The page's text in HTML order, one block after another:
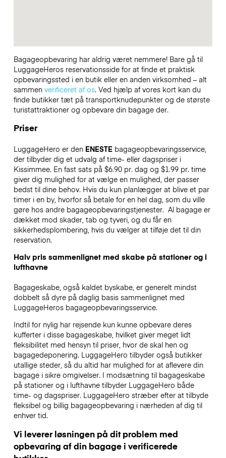
Bagageopbevaring har aldrig været nemmere! Bare gå til
LuggageHeros reservationsside for at finde et praktisk
opbevaringssted i en butik eller en anden virksomhed – alt
sammen verificeret af os. Ved hjælp af vores kort kan du
finde butikker tæt på transportknudepunkter og de største
turistattraktioner og opbevare din bagage der.
Priser
LuggageHero er den ENESTEbagageopbevaringsservice,
der tilbyder dig et udvalg af time- eller dagspriser i
Kissimmee. En fast sats på $6.90 pr. dag og $1.99 pr. time
giver dig mulighed for at vælge en mulighed, der passer
bedst til dine behov. Hvis du kun planlægger at blive et par
timer i en by, hvorfor så betale for en hel dag, som du ville
gøre hos andre bagageopbevaringstjenester. Al bagage er
dækket mod skader, tab og tyveri, og du får en
sikkerhedsplombering, hvis du vælger at tilføje det til din
reservation.
Halv pris sammenlignet med skabe på stationer og i
lufthavne
Bagageskabe, også kaldet byskabe, er generelt mindst
dobbelt så dyre på daglig basis sammenlignet med
LuggageHeros bagageopbevaringsservice.
Indtil for nylig har rejsende kun kunne opbevare deres
kufferter i disse bagageskabe, hvilket giver meget lidt
fleksibilitet med hensyn til priser, hvor de skal hen og
bagagedeponering. LuggageHero tilbyder også butikker
utallige steder, så du altid har mulighed for at aflevere din
bagage i sikre omgivelser. I modsætning til bagageskabe
på stationer og i lufthavne tilbyder LuggageHero både
time- og dagspriser. LuggageHero stræber efter at tilbyde
fleksibel og billig bagageopbevaring i nærheden af dig til
enhver tid.
Vi leverer løsningen på dit problem med
opbevaring af din bagage i verificerede